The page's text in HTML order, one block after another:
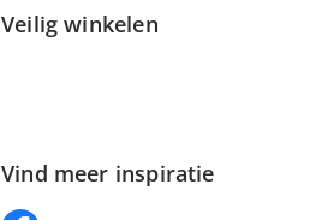
Veilig winkelen
Vind meer inspiratie